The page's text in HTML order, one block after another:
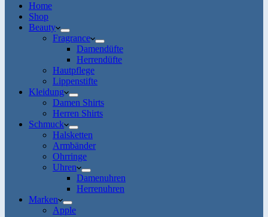
Home
Shop
Beauty
Fragrance
Damendüfte
Herrendüfte
Hautpflege
Lippenstifte
Kleidung
Damen Shirts
Herren Shirts
Schmuck
Halsketten
Armbänder
Ohrringe
Uhren
Damenuhren
Herrenuhren
Marken
Apple